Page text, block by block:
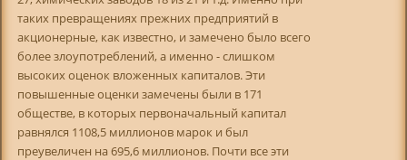
таких превращениях прежних предприятий в
акционерные, как известно, и замечено было всего
более злоупотреблений, а именно - слишком
высоких оценок вложенных капиталов. Эти
повышенные оценки замечены были в 171
обществе, в которых первоначальный капитал
равнялся 1108,5 миллионов марок и был
преувеличен на 695,6 миллионов. Почти все эти